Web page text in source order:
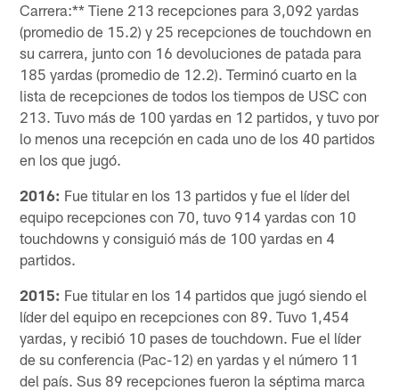
Carrera:** Tiene 213 recepciones para 3,092 yardas
(promedio de 15.2) y 25 recepciones de touchdown en
su carrera, junto con 16 devoluciones de patada para
185 yardas (promedio de 12.2). Terminó cuarto en la
lista de recepciones de todos los tiempos de USC con
213. Tuvo más de 100 yardas en 12 partidos, y tuvo por
lo menos una recepción en cada uno de los 40 partidos
en los que jugó.
2016: Fue titular en los 13 partidos y fue el líder del
equipo recepciones con 70, tuvo 914 yardas con 10
touchdowns y consiguió más de 100 yardas en 4
partidos.
2015: Fue titular en los 14 partidos que jugó siendo el
líder del equipo en recepciones con 89. Tuvo 1,454
yardas, y recibió 10 pases de touchdown. Fue el líder
de su conferencia (Pac-12) en yardas y el número 11
del país. Sus 89 recepciones fueron la séptima marca